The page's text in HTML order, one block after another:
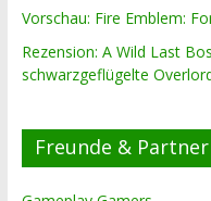
Vorschau: Fire Emblem:
Rezension: A Wild Last
schwarzgeflügelte
Freunde & Partner